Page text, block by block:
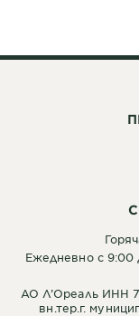
Ежедневно с 9:00
АО Л’Ореаль ИНН
вн.тер.г.